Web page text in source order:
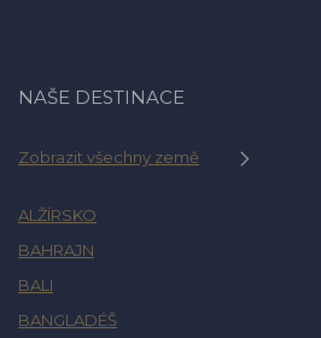
NAŠE DESTINACE
Zobrazit všechny země
ALŽÍRSKO
BAHRAJN
BALI
BANGLADÉŠ